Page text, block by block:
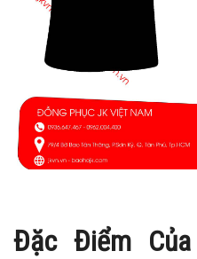
Đặc Điểm